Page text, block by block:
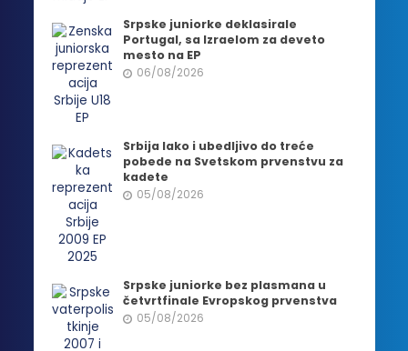
Srpske juniorke deklasirale
Portugal, sa Izraelom za deveto
mesto na EP
06/08/2026
Srbija lako i ubedljivo do treće
pobede na Svetskom prvenstvu za
kadete
05/08/2026
Srpske juniorke bez plasmana u
četvrtfinale Evropskog prvenstva
05/08/2026